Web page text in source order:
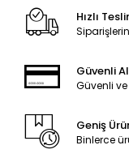
Hızlı
Güvenli
Güvenli
Geniş
Binlerce